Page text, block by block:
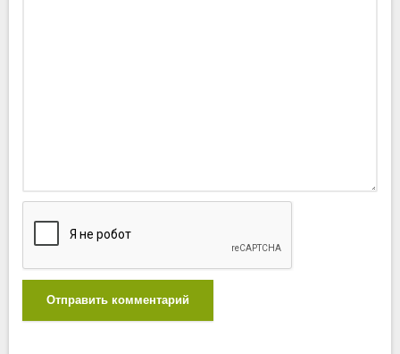
Отправить комментарий